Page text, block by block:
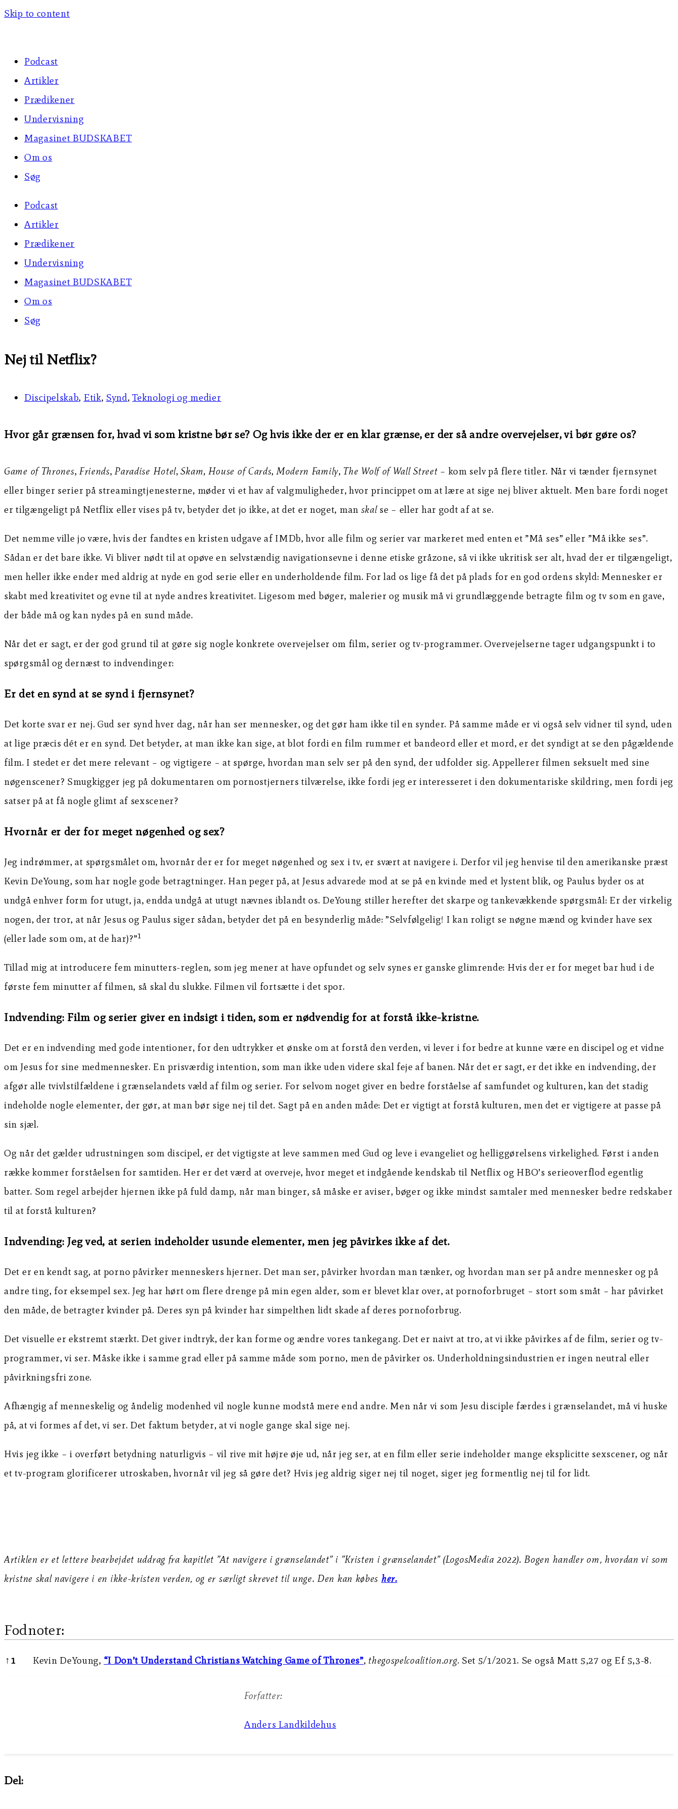
Skip to content
Podcast
Artikler
Prædikener
Undervisning
Magasinet BUDSKABET
Om os
Søg
Podcast
Artikler
Prædikener
Undervisning
Magasinet BUDSKABET
Om os
Søg
Nej til Netflix?
Discipelskab, Etik, Synd,Teknologi og medier
Hvor går grænsen for, hvad vi som kristne bør se? Og hvis ikke der er en klar grænse, er der så andre overvejelser, vi bør gøre os?
Game of Thrones, Friends,Paradise Hotel,Skam, House of Cards,Modern Family, The Wolf of Wall Street – kom selv på flere titler. Når vi tænder fjernsynet
eller binger serier på streamingtjenesterne, møder vi et hav af valgmuligheder, hvor princippet om at lære at sige nej bliver aktuelt. Men bare fordi noget
er tilgængeligt på Netflix eller vises på tv, betyder det jo ikke, at det er noget, man skalse – eller har godt af at se.
Det nemme ville jo være, hvis der fandtes en kristen udgave af IMDb, hvor alle film og serier var markeret med enten et ”Må ses” eller ”Må ikke ses”.
Sådan er det bare ikke. Vi bliver nødt til at opøve en selvstændig navigationsevne i denne etiske gråzone, så vi ikke ukritisk ser alt, hvad der er tilgængeligt,
men heller ikke ender med aldrig at nyde en god serie eller en underholdende film. For lad os lige få det på plads for en god ordens skyld: Mennesker er
skabt med kreativitet og evne til at nyde andres kreativitet. Ligesom med bøger, malerier og musik må vi grundlæggende betragte film og tv som en gave,
der både må og kan nydes på en sund måde.
Når det er sagt, er der god grund til at gøre sig nogle konkrete overvejelser om film, serier og tv-programmer. Overvejelserne tager udgangspunkt i to
spørgsmål og dernæst to indvendinger:
Er det en synd at se synd i fjernsynet?
Det korte svar er nej. Gud ser synd hver dag, når han ser mennesker, og det gør ham ikke til en synder. På samme måde er vi også selv vidner til synd, uden
at lige præcis dét er en synd. Det betyder, at man ikke kan sige, at blot fordi en film rummer et bandeord eller et mord, er det syndigt at se den pågældende
film. I stedet er det mere relevant – og vigtigere – at spørge, hvordan man selv ser på den synd, der udfolder sig. Appellerer filmen seksuelt med sine
nøgenscener? Smugkigger jeg på dokumentaren om pornostjerners tilværelse, ikke fordi jeg er interesseret i den dokumentariske skildring, men fordi jeg
satser på at få nogle glimt af sexscener?
Hvornår er der for meget nøgenhed og sex?
Jeg indrømmer, at spørgsmålet om, hvornår der er for meget nøgenhed og sex i tv, er svært at navigere i. Derfor vil jeg henvise til den amerikanske præst
Kevin DeYoung, som har nogle gode betragtninger. Han peger på, at Jesus advarede mod at se på en kvinde med et lystent blik, og Paulus byder os at
undgå enhver form for utugt, ja, endda undgå at utugt nævnes iblandt os. DeYoung stiller herefter det skarpe og tankevækkende spørgsmål: Er der virkelig
nogen, der tror, at når Jesus og Paulus siger sådan, betyder det på en besynderlig måde: ”Selvfølgelig! I kan roligt se nøgne mænd og kvinder have sex
(eller lade som om, at de har)?”1
Tillad mig at introducere fem minutters-reglen, som jeg mener at have opfundet og selv synes er ganske glimrende: Hvis der er for meget bar hud i de
første fem minutter af filmen, så skal du slukke. Filmen vil fortsætte i det spor.
Indvending: Film og serier giver en indsigt i tiden, som er nødvendig for at forstå ikke-kristne.
Det er en indvending med gode intentioner, for den udtrykker et ønske om at forstå den verden, vi lever i for bedre at kunne være en discipel og et vidne
om Jesus for sine medmennesker. En prisværdig intention, som man ikke uden videre skal feje af banen. Når det er sagt, er det ikke en indvending, der
afgør alle tvivlstilfældene i grænselandets væld af film og serier. For selvom noget giver en bedre forståelse af samfundet og kulturen, kan det stadig
indeholde nogle elementer, der gør, at man bør sige nej til det. Sagt på en anden måde: Det er vigtigt at forstå kulturen, men det er vigtigere at passe på
sin sjæl.
Og når det gælder udrustningen som discipel, er det vigtigste at leve sammen med Gud og leve i evangeliet og helliggørelsens virkelighed. Først i anden
række kommer forståelsen for samtiden. Her er det værd at overveje, hvor meget et indgående kendskab til Netflix og HBO’s serieoverflod egentlig
batter. Som regel arbejder hjernen ikke på fuld damp, når man binger, så måske er aviser, bøger og ikke mindst samtaler med mennesker bedre redskaber
til at forstå kulturen?
Indvending: Jeg ved, at serien indeholder usunde elementer, men jeg påvirkes ikke af det.
Det er en kendt sag, at porno påvirker menneskers hjerner. Det man ser, påvirker hvordan man tænker, og hvordan man ser på andre mennesker og på
andre ting, for eksempel sex. Jeg har hørt om flere drenge på min egen alder, som er blevet klar over, at pornoforbruget – stort som småt – har påvirket
den måde, de betragter kvinder på. Deres syn på kvinder har simpelthen lidt skade af deres pornoforbrug.
Det visuelle er ekstremt stærkt. Det giver indtryk, der kan forme og ændre vores tankegang. Det er naivt at tro, at vi ikke påvirkes af de film, serier og tv-
programmer, vi ser. Måske ikke i samme grad eller på samme måde som porno, men de påvirker os. Underholdningsindustrien er ingen neutral eller
påvirkningsfri zone.
Afhængig af menneskelig og åndelig modenhed vil nogle kunne modstå mere end andre. Men når vi som Jesu disciple færdes i grænselandet, må vi huske
på, at vi formes af det, vi ser. Det faktum betyder, at vi nogle gange skal sige nej.
Hvis jeg ikke – i overført betydning naturligvis – vil rive mit højre øje ud, når jeg ser, at en film eller serie indeholder mange eksplicitte sexscener, og når
et tv-program glorificerer utroskaben, hvornår vil jeg så gøre det? Hvis jeg aldrig siger nej til noget, siger jeg formentlig nej til for lidt.
Artiklen er et lettere bearbejdet uddrag fra kapitlet ”At navigere i grænselandet” i ”Kristen i grænselandet” (LogosMedia 2022). Bogen handler om, hvordan vi som
kristne skal navigere i en ikke-kristen verden, og er særligt skrevet til unge. Den kan købes her.
Fodnoter:
Fodnoter:
↑ 1 Kevin DeYoung, “I Don’t Understand Christians Watching Game of Thrones”, thegospelcoalition.org. Set 5/1/2021. Se også Matt 5,27 og Ef 5,3-8.
Forfatter:
Anders Landkildehus
Del: